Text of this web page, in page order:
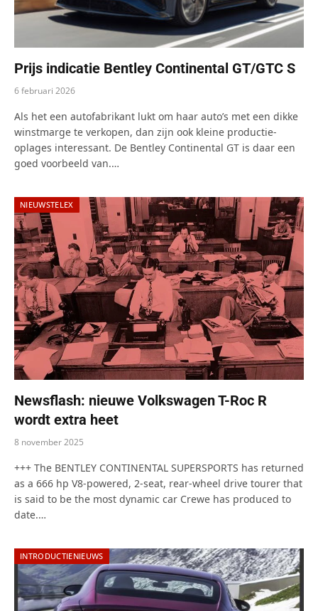
Prijs indicatie Bentley Continental GT/GTC S
6 februari 2026
Als het een autofabrikant lukt om haar auto’s met een dikke
winstmarge te verkopen, dan zijn ook kleine productie-
oplages interessant. De Bentley Continental GT is daar een
goed voorbeeld van.…
NIEUWSTELEX
Newsflash: nieuwe Volkswagen T-Roc R
wordt extra heet
8 november 2025
+++ The BENTLEY CONTINENTAL SUPERSPORTS has returned
as a 666 hp V8-powered, 2-seat, rear-wheel drive tourer that
is said to be the most dynamic car Crewe has produced to
date.…
INTRODUCTIENIEUWS